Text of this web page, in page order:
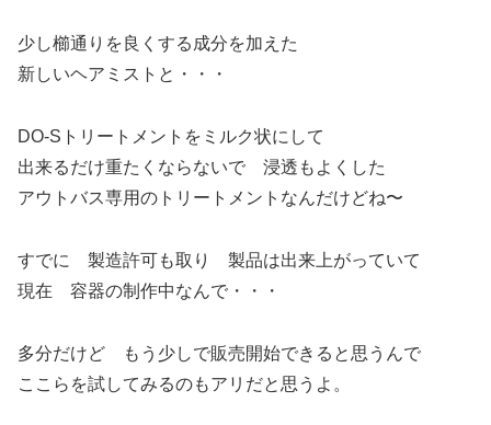
少し櫛通りを良くする成分を加えた
新しいヘアミストと・・・
DO-Sトリートメントをミルク状にして
出来るだけ重たくならないで 浸透もよくした
アウトバス専用のトリートメントなんだけどね〜
すでに 製造許可も取り 製品は出来上がっていて
現在 容器の制作中なんで・・・
多分だけど もう少しで販売開始できると思うんで
ここらを試してみるのもアリだと思うよ。